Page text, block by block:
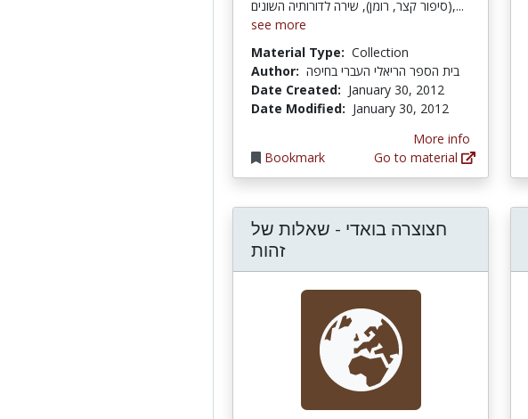
(סיפור קצר, רומן), שירה לדורותיה השונים,...
see more
Material Type: Collection
Author: בית הספר הריאלי העברי בחיפה
Date Created: January 30, 2012
Date Modified: January 30, 2012
Bookmark
More info
Go to material
חצוצרה בואדי - שאלות של
זהות